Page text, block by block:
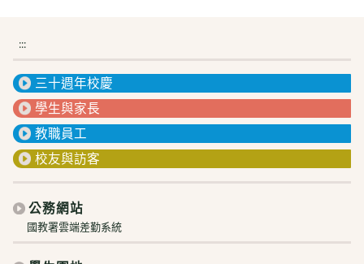
:::
三十週年校慶
學生與家長
教職員工
校友與訪客
公務網站
國教署雲端差勤系統